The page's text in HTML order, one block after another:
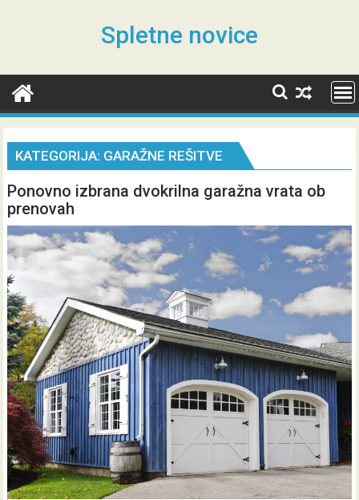
Spletne novice
KATEGORIJA: GARAŽNE REŠITVE
Ponovno izbrana dvokrilna garažna vrata ob
prenovah